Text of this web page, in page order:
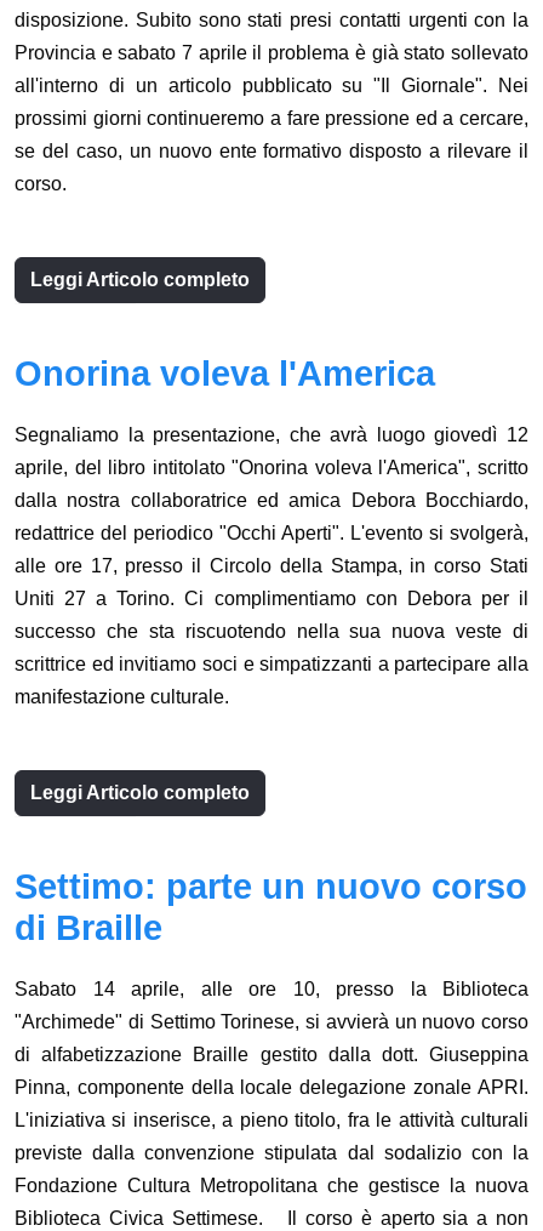
disposizione. Subito sono stati presi contatti urgenti con la
Provincia e sabato 7 aprile il problema è già stato sollevato
all'interno di un articolo pubblicato su "Il Giornale". Nei
prossimi giorni continueremo a fare pressione ed a cercare,
se del caso, un nuovo ente formativo disposto a rilevare il
corso.
Leggi Articolo completo
Onorina voleva l'America
Segnaliamo la presentazione, che avrà luogo giovedì 12
aprile, del libro intitolato "Onorina voleva l'America", scritto
dalla nostra collaboratrice ed amica Debora Bocchiardo,
redattrice del periodico "Occhi Aperti". L'evento si svolgerà,
alle ore 17, presso il Circolo della Stampa, in corso Stati
Uniti 27 a Torino. Ci complimentiamo con Debora per il
successo che sta riscuotendo nella sua nuova veste di
scrittrice ed invitiamo soci e simpatizzanti a partecipare alla
manifestazione culturale.
Leggi Articolo completo
Settimo: parte un nuovo corso
di Braille
Sabato 14 aprile, alle ore 10, presso la Biblioteca
"Archimede" di Settimo Torinese, si avvierà un nuovo corso
di alfabetizzazione Braille gestito dalla dott. Giuseppina
Pinna, componente della locale delegazione zonale APRI.
L'iniziativa si inserisce, a pieno titolo, fra le attività culturali
previste dalla convenzione stipulata dal sodalizio con la
Fondazione Cultura Metropolitana che gestisce la nuova
Biblioteca Civica Settimese. Il corso è aperto sia a non